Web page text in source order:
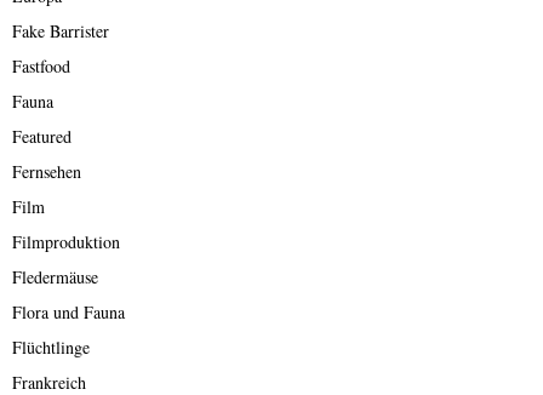
Fake Barrister
Fastfood
Fauna
Featured
Fernsehen
Film
Filmproduktion
Fledermäuse
Flora und Fauna
Flüchtlinge
Frankreich